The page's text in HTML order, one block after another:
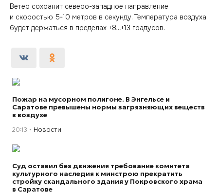
Ветер сохранит северо-западное направление
и скоростью 5-10 метров в секунду. Температура воздуха
будет держаться в пределах +8…+13 градусов.
Пожар на мусорном полигоне. В Энгельсе и
Саратове превышены нормы загрязняющих веществ
в воздухе
20:13 Новости
Суд оставил без движения требование комитета
культурного наследия к минстрою прекратить
стройку скандального здания у Покровского храма
в Саратове